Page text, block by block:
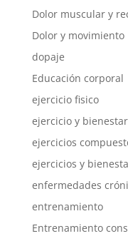
Dolor muscular y
Dolor y movimiento
dopaje
Educación corporal
ejercicio fisico
ejercicio y bienestar
ejercicios
ejercicios y
enfermedades
entrenamiento
Entrenamiento